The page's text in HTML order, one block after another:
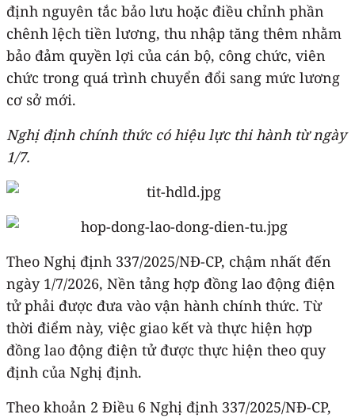
định nguyên tắc bảo lưu hoặc điều chỉnh phần
chênh lệch tiền lương, thu nhập tăng thêm nhằm
bảo đảm quyền lợi của cán bộ, công chức, viên
chức trong quá trình chuyển đổi sang mức lương
cơ sở mới.
Nghị định chính thức có hiệu lực thi hành từ ngày
1/7.
Theo Nghị định 337/2025/NĐ-CP, chậm nhất đến
ngày 1/7/2026, Nền tảng hợp đồng lao động điện
tử phải được đưa vào vận hành chính thức. Từ
thời điểm này, việc giao kết và thực hiện hợp
đồng lao động điện tử được thực hiện theo quy
định của Nghị định.
Theo khoản 2 Điều 6 Nghị định 337/2025/NĐ-CP,